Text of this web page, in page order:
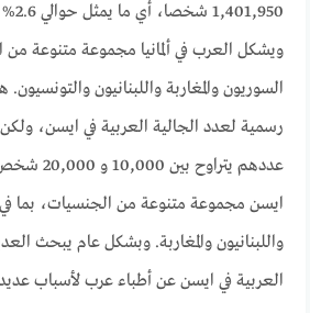
ويشكل العرب في ألمانيا مجموعة متنوعة
السوريون والمغاربة واللبنانيون
رسمية لعدد الجالية العربية في ايسن، ولكن
عددهم
ايسن مجموعة متنوعة من الجنسيات، بما
واللبنانيون والمغاربة. وبشكل عام يبحث
العربية في ايسن عن أطباء عرب لأسباب